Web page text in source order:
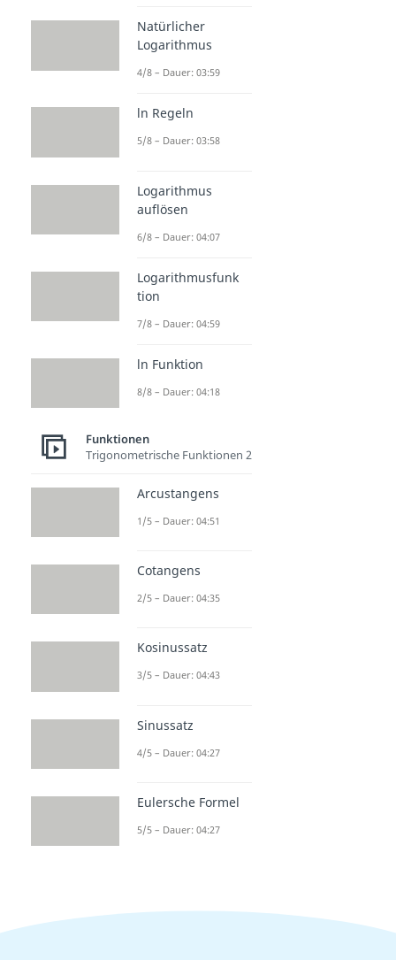
Natürlicher
Logarithmus
4/8 – Dauer: 03:59
ln Regeln
5/8 – Dauer: 03:58
Logarithmus
auflösen
6/8 – Dauer: 04:07
Logarithmusfunk
tion
7/8 – Dauer: 04:59
ln Funktion
8/8 – Dauer: 04:18
Funktionen
Trigonometrische Funktionen 2
Arcustangens
1/5 – Dauer: 04:51
Cotangens
2/5 – Dauer: 04:35
Kosinussatz
3/5 – Dauer: 04:43
Sinussatz
4/5 – Dauer: 04:27
Eulersche Formel
5/5 – Dauer: 04:27